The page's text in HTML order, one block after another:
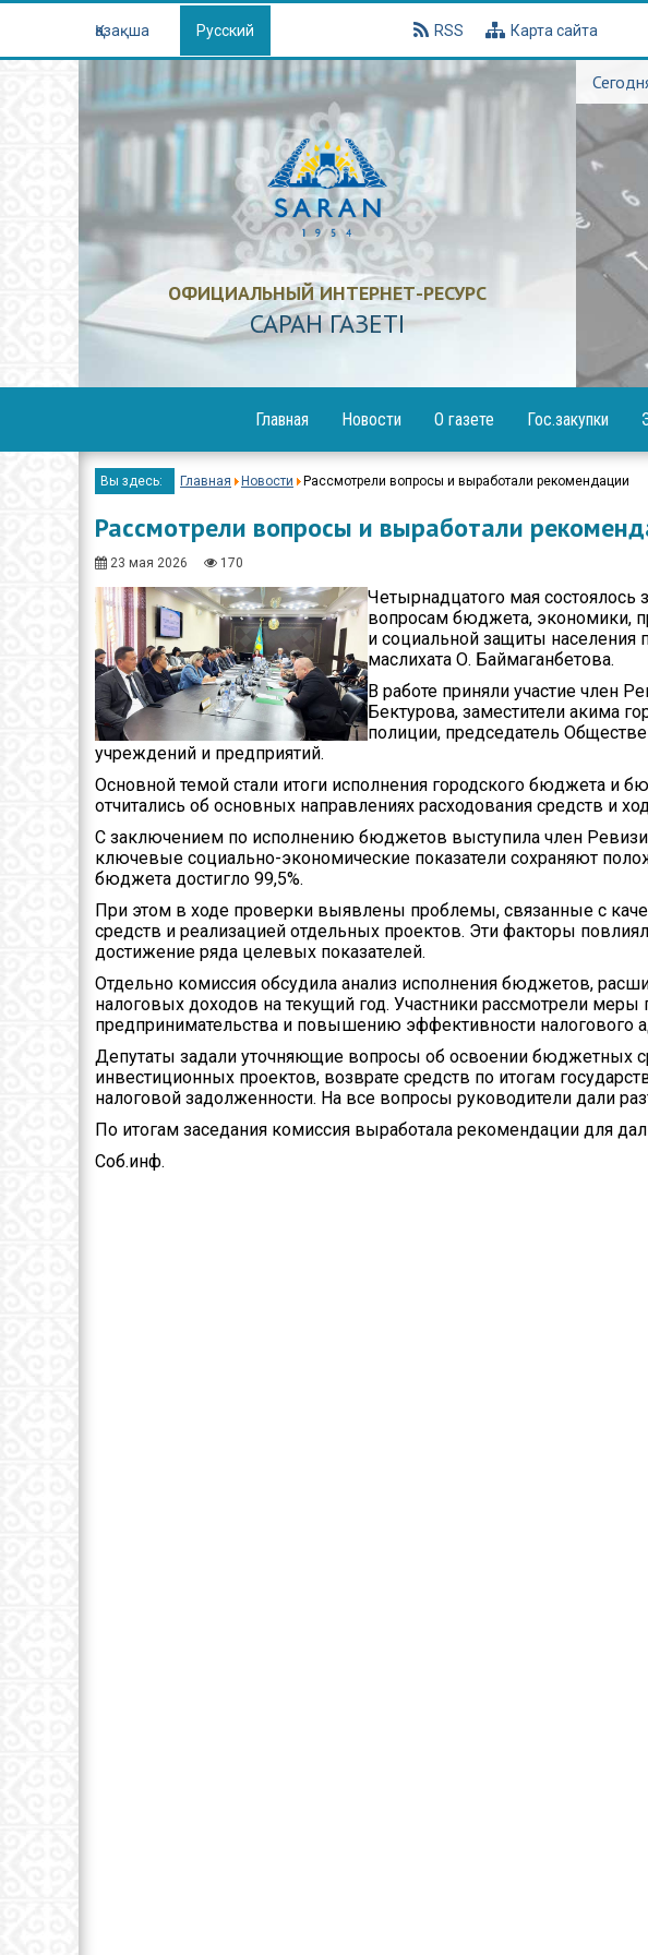
Қазақша Русский RSS Карта сайта
ОФИЦИАЛЬНЫЙ ИНТЕРНЕТ-РЕСУРС
САРАН ГАЗЕТI
Главная
Новости
Образование
Спорт
Экономика
Здравоохранение
Неотложка
В городском акимате
Культура
Ими гордится город
Школьные будни
Коммунальная сфера
О газете
Гос.закупки
Объявления
Годовые планы
Вы здесь: Главная Новости Рассмотрели вопросы и выработали рекомендации
Рассмотрели вопросы и выработали
23 мая 2026 170
Четырнадцатого мая состоялось
вопросам бюджета, экономики,
и социальной защиты населения
маслихата О. Баймаганбетова.
В работе приняли участие член
Бектурова, заместители акима
полиции, председатель
учреждений и предприятий.
Основной темой стали итоги исполнения городского бюджета и
отчитались об основных направлениях расходования средств и
С заключением по исполнению бюджетов выступила член
ключевые социально-экономические показатели сохраняют
бюджета достигло 99,5%.
При этом в ходе проверки выявлены проблемы, связанные с
средств и реализацией отдельных проектов. Эти факторы
достижение ряда целевых показателей.
Отдельно комиссия обсудила анализ исполнения бюджетов,
налоговых доходов на текущий год. Участники рассмотрели
предпринимательства и повышению эффективности налогового
Депутаты задали уточняющие вопросы об освоении бюджетных
инвестиционных проектов, возврате средств по итогам
налоговой задолженности. На все вопросы руководители дали
По итогам заседания комиссия выработала рекомендации для
Соб.инф.